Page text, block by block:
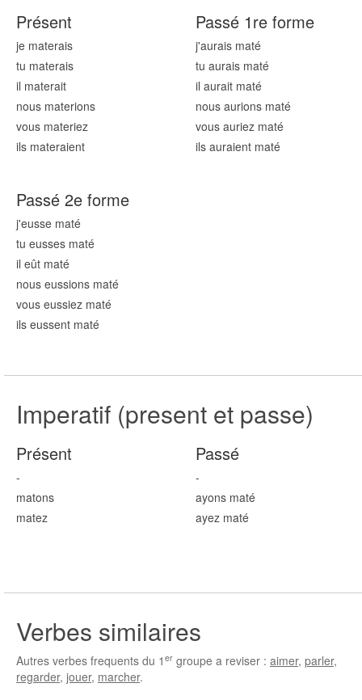
Présent
je materais
tu materais
il materait
nous materions
vous materiez
ils materaient
Passé 1re forme
j'aurais maté
tu aurais maté
il aurait maté
nous aurions maté
vous auriez maté
ils auraient maté
Passé 2e forme
j'eusse maté
tu eusses maté
il eût maté
nous eussions maté
vous eussiez maté
ils eussent maté
Imperatif (present et passe)
Présent
-
matons
matez
Passé
-
ayons maté
ayez maté
Verbes similaires
Autres verbes frequents du 1 er groupe a reviser : aimer, parler,
regarder, jouer, marcher.